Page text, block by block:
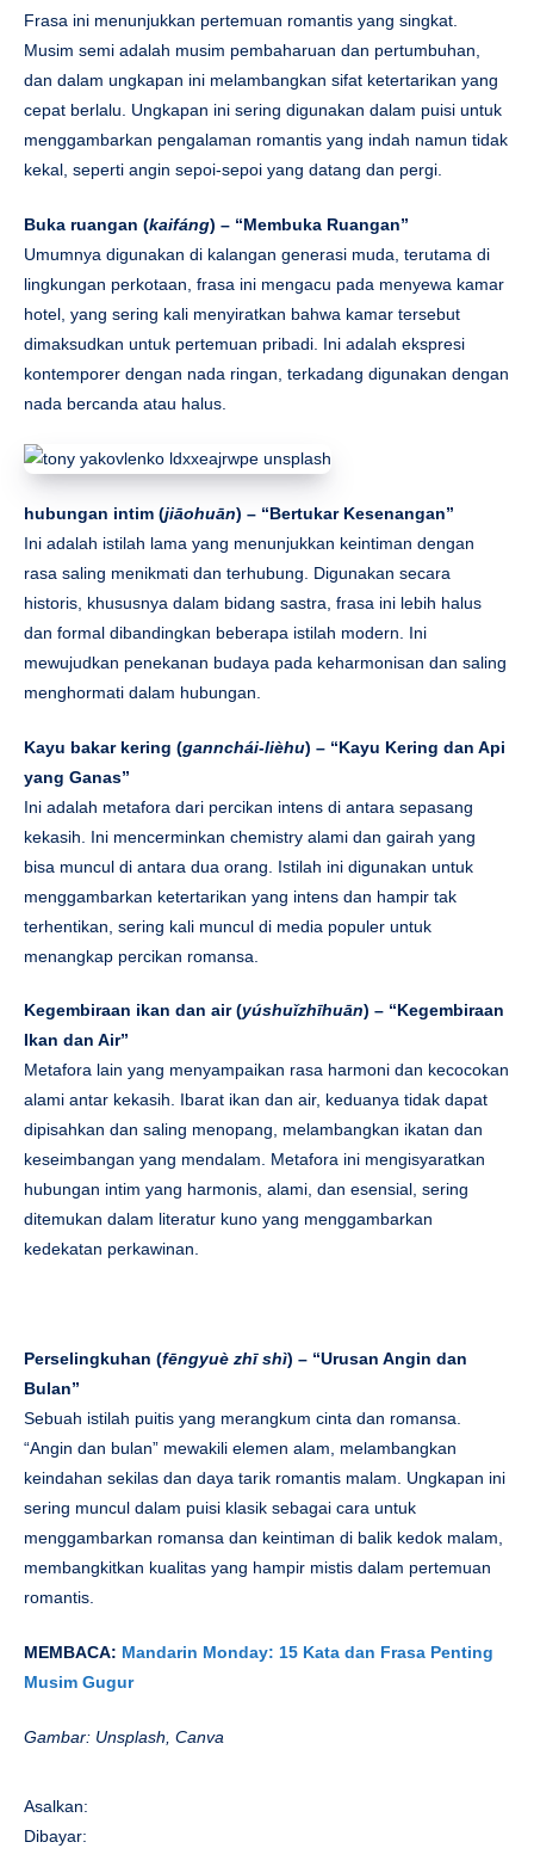
Frasa ini menunjukkan pertemuan romantis yang singkat.
Musim semi adalah musim pembaharuan dan pertumbuhan,
dan dalam ungkapan ini melambangkan sifat ketertarikan yang
cepat berlalu. Ungkapan ini sering digunakan dalam puisi untuk
menggambarkan pengalaman romantis yang indah namun tidak
kekal, seperti angin sepoi-sepoi yang datang dan pergi.
Buka ruangan (kaifáng) – “Membuka Ruangan”
Umumnya digunakan di kalangan generasi muda, terutama di
lingkungan perkotaan, frasa ini mengacu pada menyewa kamar
hotel, yang sering kali menyiratkan bahwa kamar tersebut
dimaksudkan untuk pertemuan pribadi. Ini adalah ekspresi
kontemporer dengan nada ringan, terkadang digunakan dengan
nada bercanda atau halus.
hubungan intim (jiāohuān) – “Bertukar Kesenangan”
Ini adalah istilah lama yang menunjukkan keintiman dengan
rasa saling menikmati dan terhubung. Digunakan secara
historis, khususnya dalam bidang sastra, frasa ini lebih halus
dan formal dibandingkan beberapa istilah modern. Ini
mewujudkan penekanan budaya pada keharmonisan dan saling
menghormati dalam hubungan.
Kayu bakar kering (gannchái-lièhu) – “Kayu Kering dan Api
yang Ganas”
Ini adalah metafora dari percikan intens di antara sepasang
kekasih. Ini mencerminkan chemistry alami dan gairah yang
bisa muncul di antara dua orang. Istilah ini digunakan untuk
menggambarkan ketertarikan yang intens dan hampir tak
terhentikan, sering kali muncul di media populer untuk
menangkap percikan romansa.
Kegembiraan ikan dan air (yúshuǐzhīhuān) – “Kegembiraan
Ikan dan Air”
Metafora lain yang menyampaikan rasa harmoni dan kecocokan
alami antar kekasih. Ibarat ikan dan air, keduanya tidak dapat
dipisahkan dan saling menopang, melambangkan ikatan dan
keseimbangan yang mendalam. Metafora ini mengisyaratkan
hubungan intim yang harmonis, alami, dan esensial, sering
ditemukan dalam literatur kuno yang menggambarkan
kedekatan perkawinan.
Perselingkuhan (fēngyuè zhī shì) – “Urusan Angin dan
Bulan”
Sebuah istilah puitis yang merangkum cinta dan romansa.
“Angin dan bulan” mewakili elemen alam, melambangkan
keindahan sekilas dan daya tarik romantis malam. Ungkapan ini
sering muncul dalam puisi klasik sebagai cara untuk
menggambarkan romansa dan keintiman di balik kedok malam,
membangkitkan kualitas yang hampir mistis dalam pertemuan
romantis.
MEMBACA: Mandarin Monday: 15 Kata dan Frasa Penting
Musim Gugur
Gambar: Unsplash, Canva
Asalkan:
Dibayar: